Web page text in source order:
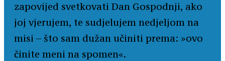
zapovijed svetkovati Dan Gospodnji, ako
joj vjerujem, te sudjelujem nedjeljom na
misi – što sam dužan učiniti prema: »ovo
činite meni na spomen«.